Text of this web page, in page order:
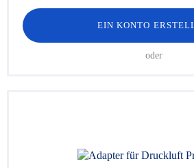
EIN KONTO
oder